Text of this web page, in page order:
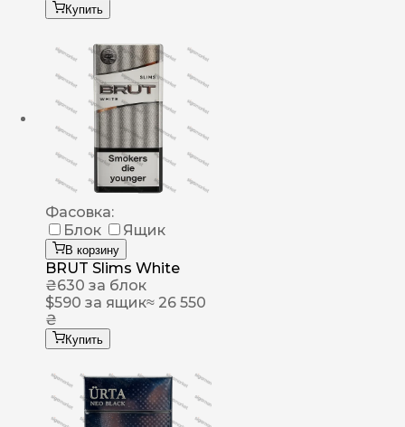
Купить
Фасовка:
Блок
Ящик
В корзину
BRUT Slims White
₴630 за блок
$590 за ящик≈ 26 550
₴
Купить